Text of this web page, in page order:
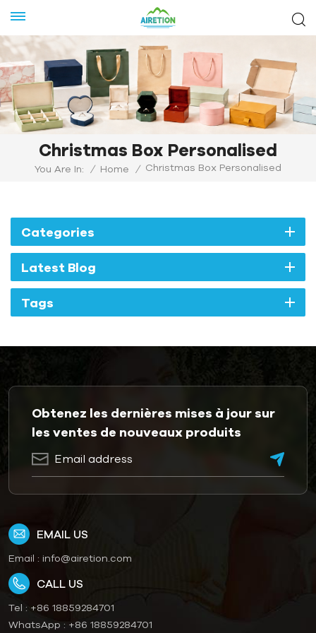
Christmas Box Personalised
You Are In: / Home / Christmas Box Personalised
Categories
Latest Blog
Tags
Obtenez les dernières mises à jour sur
les ventes de nouveaux produits
EMAIL US
Email : info@airetion.com
CALL US
Tel : +86 18859284701
WhatsApp : +86 18859284701